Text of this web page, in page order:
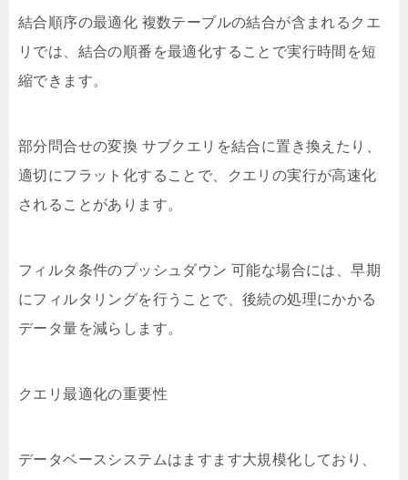
結合順序の最適化 複数テーブルの結合が含まれるクエ
リでは、結合の順番を最適化することで実行時間を短
縮できます。
部分問合せの変換 サブクエリを結合に置き換えたり、
適切にフラット化することで、クエリの実行が高速化
されることがあります。
フィルタ条件のプッシュダウン 可能な場合には、早期
にフィルタリングを行うことで、後続の処理にかかる
データ量を減らします。
クエリ最適化の重要性
データベースシステムはますます大規模化しており、